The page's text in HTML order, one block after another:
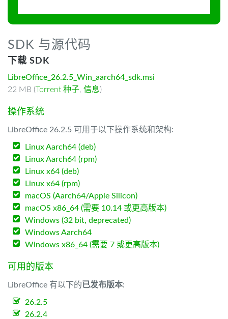
SDK 与源代码
下载 SDK
LibreOffice_26.2.5_Win_aarch64_sdk.msi
22 MB (Torrent 种子, 信息)
操作系统
LibreOffice 26.2.5 可用于以下操作系统和架构:
Linux Aarch64 (deb)
Linux Aarch64 (rpm)
Linux x64 (deb)
Linux x64 (rpm)
macOS (Aarch64/Apple Silicon)
macOS x86_64 (需要 10.14 或更高版本)
Windows (32 bit, deprecated)
Windows Aarch64
Windows x86_64 (需要 7 或更高版本)
可用的版本
LibreOffice 有以下的已发布版本:
26.2.5
26.2.4